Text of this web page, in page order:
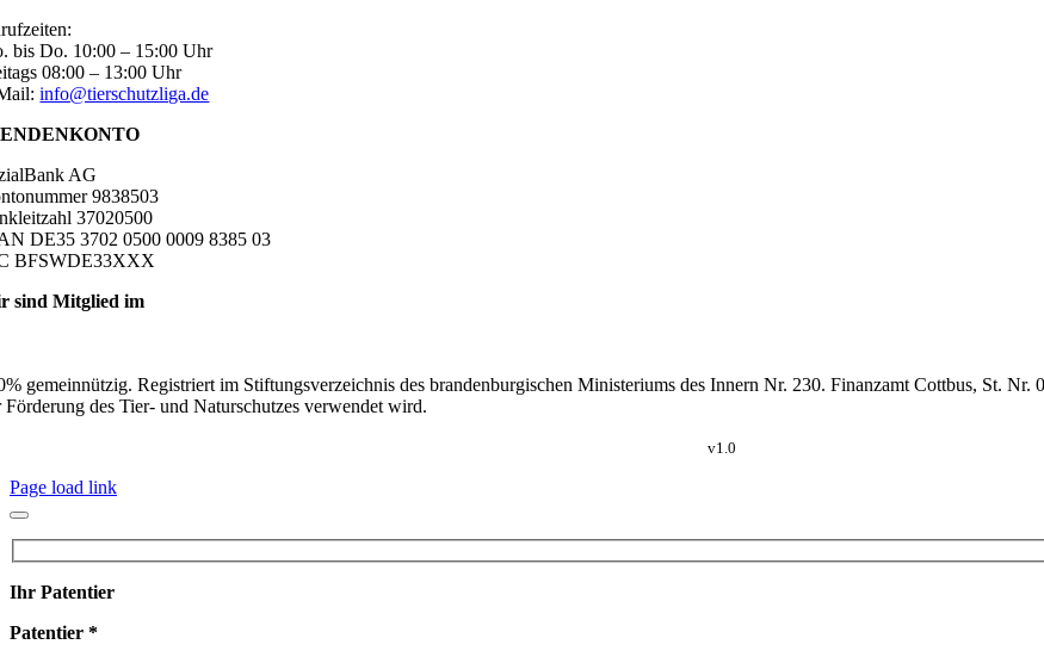
bis Do. 10:00 – 15:00 Uhr
08:00 – 13:00 Uhr
info@tierschutzliga.de
AG
9838503
37020500
DE35 3702 0500 0009 8385 03
BFSWDE33XXX
sind Mitglied im
gemeinnützig. Registriert im Stiftungsverzeichnis des brandenburgischen Ministeriums des Innern Nr. 230. Finanzamt Cottbus, St.
Förderung des Tier- und Naturschutzes verwendet wird.
v1.0
Page load link
Ihr Patentier
Patentier *